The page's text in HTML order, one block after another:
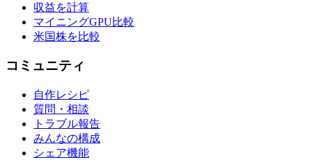
収益を計算
マイニングGPU比較
米国株を比較
コミュニティ
自作レシピ
質問・相談
トラブル報告
みんなの構成
シェア機能